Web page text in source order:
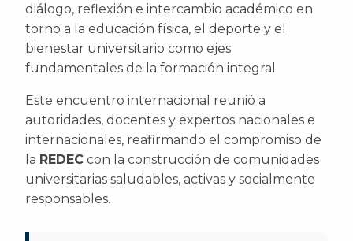
diálogo, reflexión e intercambio académico en
torno a la educación física, el deporte y el
bienestar universitario como ejes
fundamentales de la formación integral.
Este encuentro internacional reunió a
autoridades, docentes y expertos nacionales e
internacionales, reafirmando el compromiso de
la REDEC con la construcción de comunidades
universitarias saludables, activas y socialmente
responsables.